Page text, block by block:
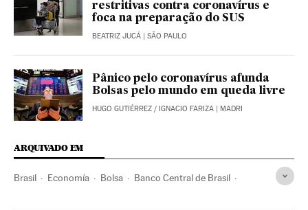
restritivas contra coronavírus e
foca na preparação do SUS
BEATRIZ JUCÁ | SÃO PAULO
Pânico pelo coronavírus afunda
Bolsas pelo mundo em queda livre
HUGO GUTIÉRREZ / IGNACIO FARIZA | MADRI
ARQUIVADO EM
Brasil Economía Bolsa Banco Central de Brasil